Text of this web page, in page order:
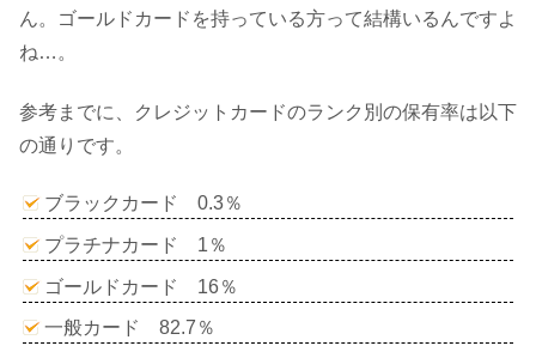
ん。ゴールドカードを持っている方って結構いるんですよ
ね…。
参考までに、クレジットカードのランク別の保有率は以下
の通りです。
ブラックカード 0.3％
プラチナカード 1％
ゴールドカード 16％
一般カード 82.7％